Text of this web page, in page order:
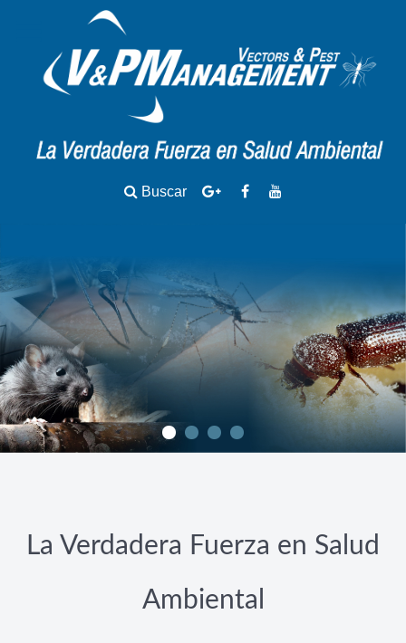
Buscar
La Verdadera Fuerza en Salud
Ambiental